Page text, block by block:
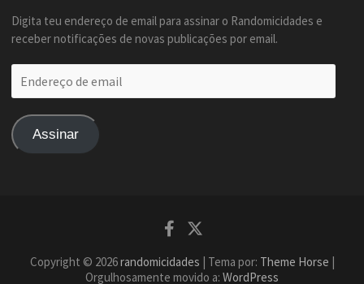
Digita teu endereço de email para assinar o Randomicidades e
receber notificações de novas publicações por email.
de
Assinar
Facebook
Copyright © 2026randomicidades | Tema por: Theme Horse
Orgulhosamente movido a: WordPress